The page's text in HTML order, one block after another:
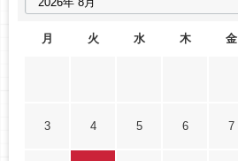
月 火 水 木 金
3 4 5 6 7